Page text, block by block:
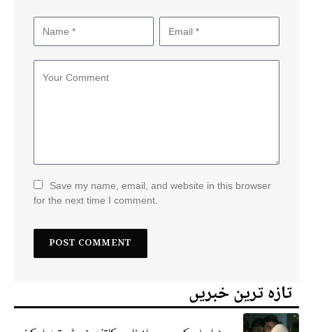
Save my name, email, and website in this browser
for the next time I comment.
تازہ ترین خبریں